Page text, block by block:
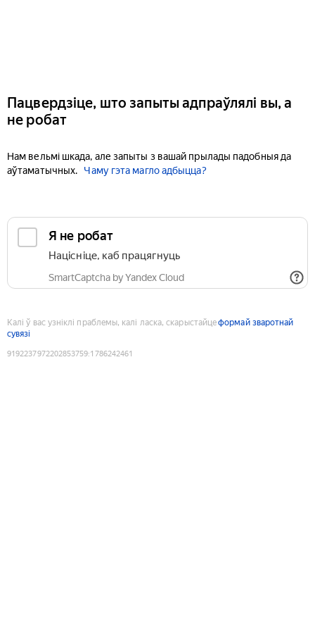
Пацвердзіце, што запыты адпраўлялі вы, а
не робат
Нам вельмі шкада, але запыты з вашай прылады падобныя да
аўтаматычных.
Чаму гэта магло адбыцца?
Я не робат
Націсніце, каб працягнуць
SmartCaptcha by Yandex Cloud
Калі ў вас узніклі праблемы, калі ласка, скарыстайцеформай зваротнай
сувязі
9192237972202853759:1786242461